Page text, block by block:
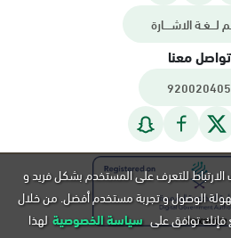
لـــغـة الاشــــارة
تواصل معنا
920020405
للتعرف على المستخدم بشكل فريد و
الوصول و تجربة مستخدم أفضل. من خلال
فإنك توافق على سياسة الخصوصية لهذا